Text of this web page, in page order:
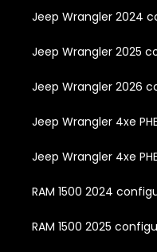
Jeep Wrangler 2024
Jeep Wrangler 2025
Jeep Wrangler 2026
Jeep Wrangler 4xe
Jeep Wrangler 4xe
RAM 1500 2024
RAM 1500 2025